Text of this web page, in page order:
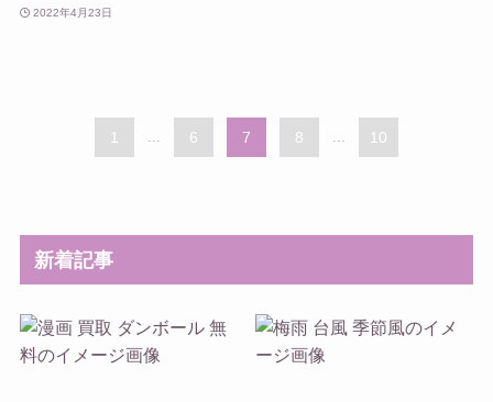
2022年4月23日
1 ... 6 7 8 ... 10
新着記事